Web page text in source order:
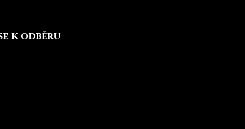
k odběru